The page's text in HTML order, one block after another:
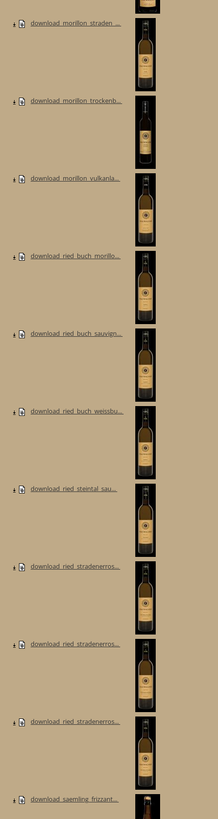
download_morillon_straden_...
download_morillon_trockenb...
download_morillon_vulkanla...
download_ried_buch_morillo...
download_ried_buch_sauvign...
download_ried_buch_weissbu...
download_ried_steintal_sau...
download_ried_stradenerros...
download_ried_stradenerros...
download_ried_stradenerros...
download_saemling_frizzant...